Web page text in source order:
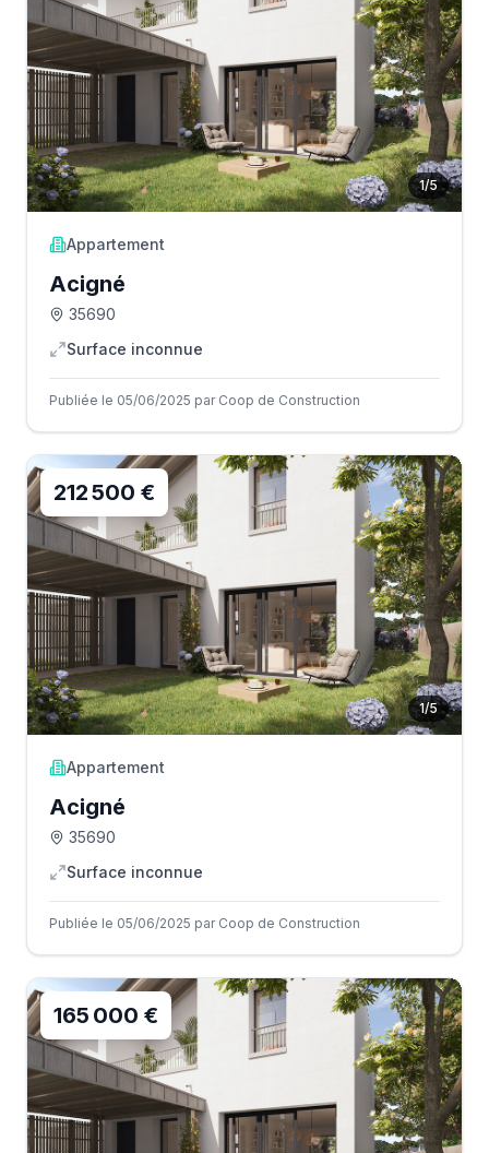
1/5
Appartement
Acigné
35690
Surface inconnue
Publiée le 05/06/2025 par Coop de Construction
1/5
212 500 €
Appartement
Acigné
35690
Surface inconnue
Publiée le 05/06/2025 par Coop de Construction
165 000 €